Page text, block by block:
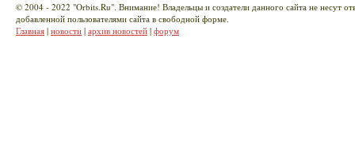
© 2004 - 2022 "Orbits.Ru". Внимание! Владельцы и создатели данного сайта не несут
добавленной пользователями сайта в свободной форме.
Главная | новости | архив новостей | форум